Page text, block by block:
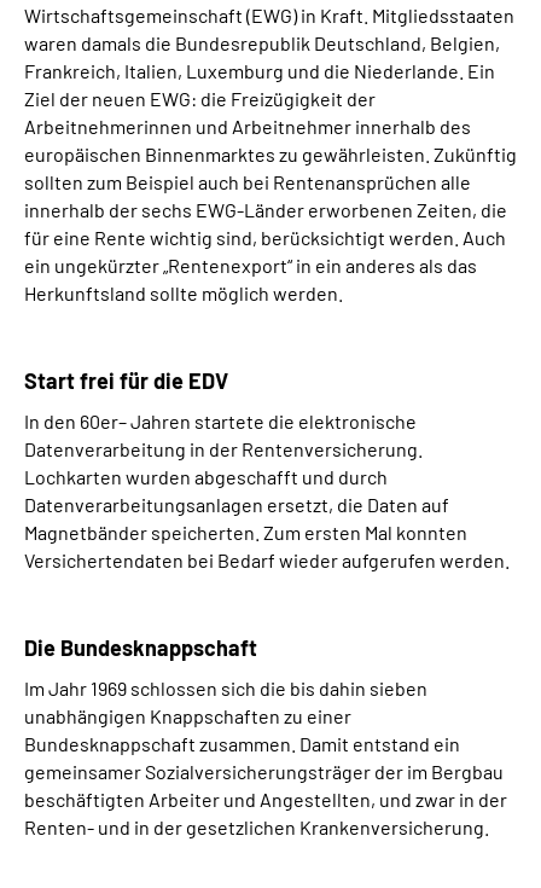
Wirtschaftsgemeinschaft (EWG) in Kraft. Mitgliedsstaaten
waren damals die Bundesrepublik Deutschland, Belgien,
Frankreich, Italien, Luxemburg und die Niederlande. Ein
Ziel der neuen EWG: die Freizügigkeit der
Arbeitnehmerinnen und Arbeitnehmer innerhalb des
europäischen Binnenmarktes zu gewährleisten. Zukünftig
sollten zum Beispiel auch bei Rentenansprüchen alle
innerhalb der sechs EWG-Länder erworbenen Zeiten, die
für eine Rente wichtig sind, berücksichtigt werden. Auch
ein ungekürzter „Rentenexport“ in ein anderes als das
Herkunftsland sollte möglich werden.
Start frei für die EDV
In den 60er– Jahren startete die elektronische
Datenverarbeitung in der Rentenversicherung.
Lochkarten wurden abgeschafft und durch
Datenverarbeitungsanlagen ersetzt, die Daten auf
Magnetbänder speicherten. Zum ersten Mal konnten
Versichertendaten bei Bedarf wieder aufgerufen werden.
Die Bundesknappschaft
Im Jahr 1969 schlossen sich die bis dahin sieben
unabhängigen Knappschaften zu einer
Bundesknappschaft zusammen. Damit entstand ein
gemeinsamer Sozialversicherungsträger der im Bergbau
beschäftigten Arbeiter und Angestellten, und zwar in der
Renten- und in der gesetzlichen Krankenversicherung.